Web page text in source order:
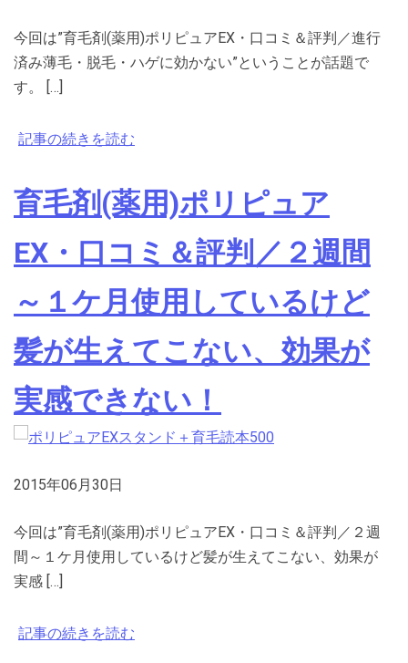
今回は”育毛剤(薬用)ポリピュアEX・口コミ＆評判／進行
済み薄毛・脱毛・ハゲに効かない”ということが話題で
す。 […]
記事の続きを読む
育毛剤(薬用)ポリピュア
EX・口コミ＆評判／２週間
～１ケ月使用しているけど
髪が生えてこない、効果が
実感できない！
2015年06月30日
今回は”育毛剤(薬用)ポリピュアEX・口コミ＆評判／２週
間～１ケ月使用しているけど髪が生えてこない、効果が
実感 […]
記事の続きを読む